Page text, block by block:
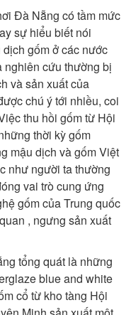
Đà Nẵng có tầm mức
sự hiểu biết nói
gốm ở các nước
nghiên cứu thường bị
và sản xuất của
chú ý tới nhiều, coi
thu hồi gốm từ Hội
thời kỳ gốm
mậu dịch và gốm Việt
như người ta thường
vai trò cung ứng
gốm của Trung quốc
, ngưng sản xuất
tổng quát là những
blue and white
cổ từ kho tàng Hội